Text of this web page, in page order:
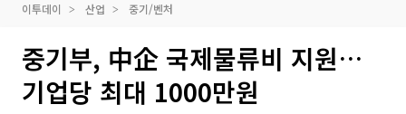
이투데이 산업 중기/벤처
중기부, 中企 국제물류비 지원…
기업당 최대 1000만원